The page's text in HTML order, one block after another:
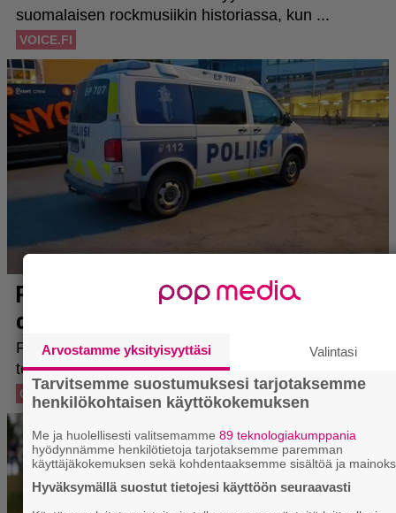
Arvostamme yksityisyyttäsi Valintasi
Tarvitsemme suostumuksesi tarjotaksemme
henkilökohtaisen käyttökokemuksen
Me ja huolellisesti valitsemamme 89 teknologiakumppania
hyödynnämme henkilötietoja tarjotaksemme paremman
käyttäjäkokemuksen sekä kohdentaaksemme sisältöä ja
Hyväksymällä suostut tietojesi käyttöön seuraavasti